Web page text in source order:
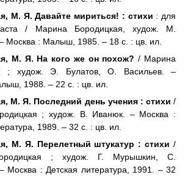
М. Я. Давайте мириться! : стихи : для
/ Марина Бородицкая, худож. М.
Москва : Малыш, 1985. – 18 с. : цв. ил.
М. Я. На кого же он похож? / Марина
; худож. Э. Булатов, О. Васильев. –
1988. – 22 с. : цв. ил.
М. Я. Последний день учения : стихи /
; худож. В. Иванюк. – Москва :
1989. – 32 с. : цв. ил.
М. Я. Перелетный штукатур : стихи /
; худож. Г. Мурышкин, С.
Москва : Детская литература, 1991. – 32